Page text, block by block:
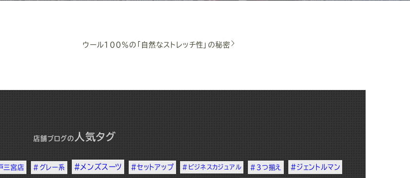
ウール100%の「自然なストレッチ性」の秘密
店舗ブログの 人気タグ
三宮店 #グレー系 #メンズスーツ #セットアップ #ビジネスカジュアル #3つ揃え #ジェントルマン